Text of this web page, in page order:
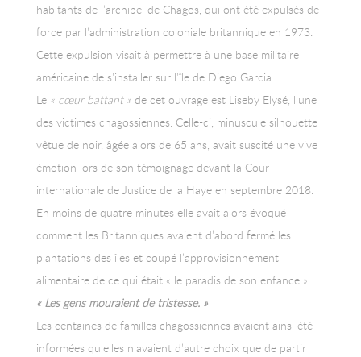
habitants de l’archipel de Chagos, qui ont été expulsés de
force par l’administration coloniale britannique en 1973.
Cette expulsion visait à permettre à une base militaire
américaine de s’installer sur l’île de Diego Garcia.
Le « cœur battant »de cet ouvrage est Liseby Elysé, l’une
des victimes chagossiennes. Celle-ci, minuscule silhouette
vêtue de noir, âgée alors de 65 ans, avait suscité une vive
émotion lors de son témoignage devant la Cour
internationale de Justice de la Haye en septembre 2018.
En moins de quatre minutes elle avait alors évoqué
comment les Britanniques avaient d’abord fermé les
plantations des îles et coupé l’approvisionnement
alimentaire de ce qui était « le paradis de son enfance ».
« Les gens mouraient de tristesse. »
Les centaines de familles chagossiennes avaient ainsi été
informées qu’elles n’avaient d’autre choix que de partir